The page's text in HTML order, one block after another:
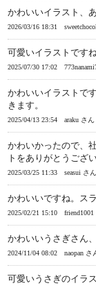
かわいいイラスト、
2026/03/16 18:31
可愛いイラストです
2025/07/30 17:02
かわいいイラストで
きます。
2025/04/13 23:54 araku さん
かわいかったので、
トをありがとうござ
2025/03/25 11:33 seasui さん
かわいいですね。ス
2025/02/21 15:10 friend1001
かわいいうさぎさん
2024/11/04 08:02 naopan さ
可愛いうさぎのイラ